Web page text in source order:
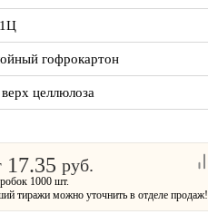
ТОВАР МЕСЯЦА
гофрокартон
целлюлоза
17.35 руб.
1000 шт.
тиражи можно уточнить в отделе продаж!